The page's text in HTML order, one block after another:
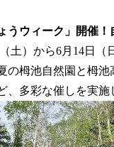
うウィーク」開催！
土）から6月14日（
の栂池自然園と栂
、多彩な催しを実施